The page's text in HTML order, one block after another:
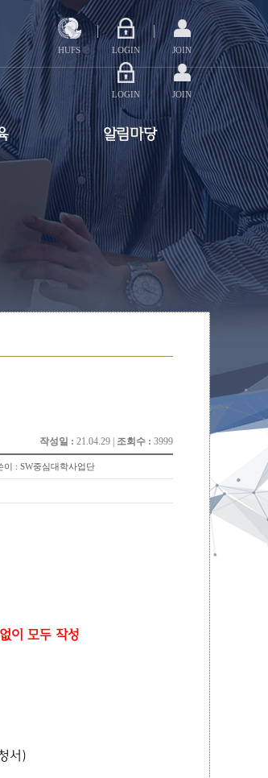
HUFS LOGIN
LOGIN
JOIN
JOIN
알림마당
작성일 : 21.04.29 | 조회수 : 3999
이 : SW중심대학사업단
이 모두 작성
서)